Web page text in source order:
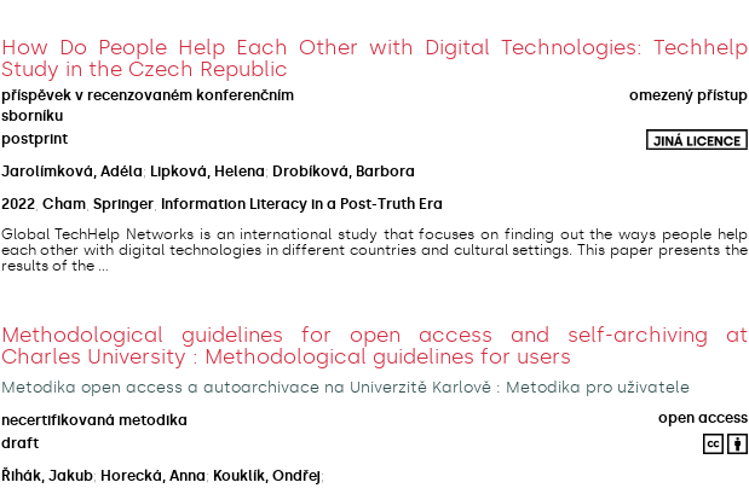
How Do People Help Each Other with Digital Technologies: Techhelp
Study in the Czech Republic
příspěvek v recenzovaném konferenčním
sborníku
omezený přístup
postprint
Jarolímková, Adéla; Lipková, Helena; Drobíková, Barbora
2022, Cham, Springer,
Information Literacy in a Post-Truth Era
Global TechHelp Networks is an international study that focuses on finding out the ways people help
each other with digital technologies in different countries and cultural settings. This paper presents the
results of the ...
Methodological guidelines for open access and self-archiving at
Charles University : Methodological guidelines for users
Metodika open access a autoarchivace na Univerzitě Karlově : Metodika pro uživatele
necertifikovaná metodika
open access
draft
Řihák, Jakub; Horecká, Anna; Kouklík, Ondřej;